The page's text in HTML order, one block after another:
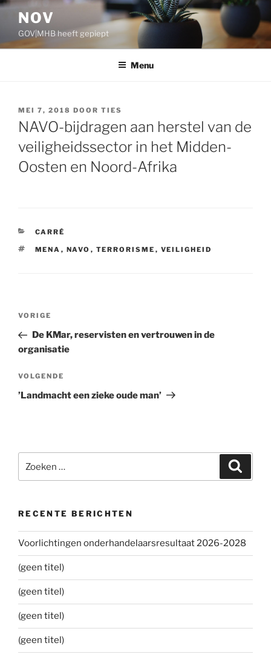
Ga
inhoud
NOV
GOV|MHB heeft gepiept
Menu
GEPLAATST
OP
MEI 7, 2018 DOOR TIES
NAVO-bijdragen aan herstel van de
veiligheidssector in het Midden-
Oosten en Noord-Afrika
CATEGORIEËN
CARRÉ
TAGS
MENA , NAVO , TERRORISME , VEILIGHEID
Bericht
Vorig
bericht
VORIGE
De KMar, reservisten en vertrouwen in de
organisatie
Volgend
bericht
VOLGENDE
’Landmacht een zieke oude man’
naar:
RECENTE BERICHTEN
Voorlichtingen onderhandelaarsresultaat 2026-2028
(geen titel)
(geen titel)
(geen titel)
(geen titel)